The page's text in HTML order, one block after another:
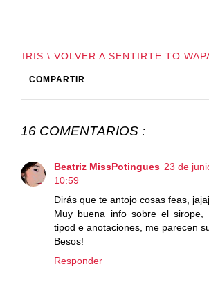
IRIS \ VOLVER A SENTIRTE TO
COMPARTIR
16 COMENTARIOS :
Beatriz MissPotingues 23 de
10:59
Dirás que te antojo cosas feas,
Muy buena info sobre el sirope,
tipod e anotaciones, me parecen
Besos!
Responder